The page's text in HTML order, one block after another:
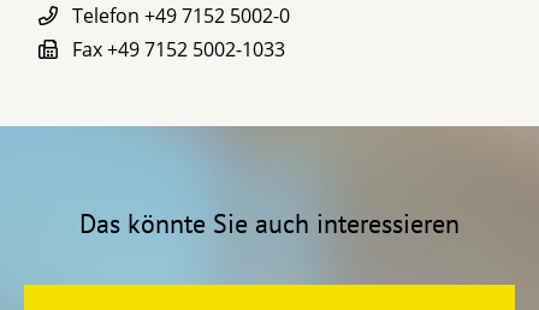
Telefon +49 7152 5002-0
Fax+49 7152 5002-1033
Das könnte Sie auch interessieren